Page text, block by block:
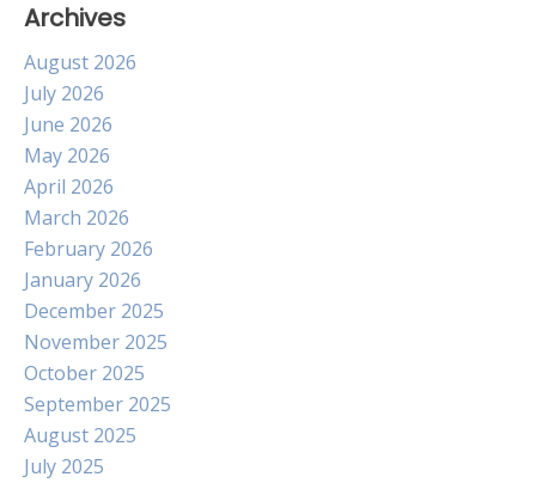
Archives
August 2026
July 2026
June 2026
May 2026
April 2026
March 2026
February 2026
January 2026
December 2025
November 2025
October 2025
September 2025
August 2025
July 2025